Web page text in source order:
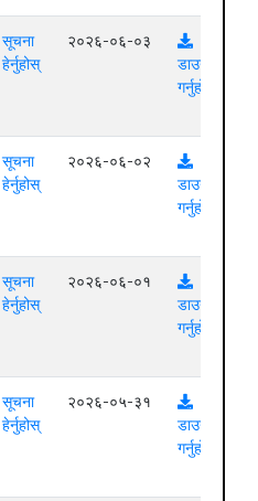
सूचना
हेर्नुहोस्
२०२६-०६-०३
डाउनलोड
गर्नुहोस्
सूचना
हेर्नुहोस्
२०२६-०६-०२
डाउनलोड
गर्नुहोस्
सूचना
हेर्नुहोस्
२०२६-०६-०१
डाउनलोड
गर्नुहोस्
सूचना
हेर्नुहोस्
२०२६-०५-३१
डाउनलोड
गर्नुहोस्